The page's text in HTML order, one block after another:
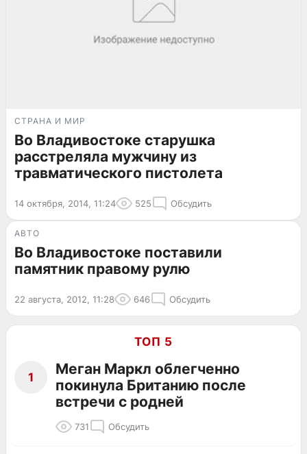
СТРАНА И МИР
Во Владивостоке старушка
расстреляла мужчину из
травматического пистолета
14 октября, 2014, 11:24 525 Обсудить
АВТО
Во Владивостоке поставили
памятник правому рулю
22 августа, 2012, 11:28 646 Обсудить
ТОП 5
1
Меган Маркл облегченно
покинула Британию после
встречи с родней
731 Обсудить